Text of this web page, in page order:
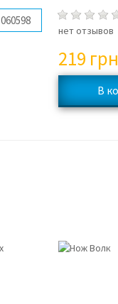
060598
нет отзывов
219 грн